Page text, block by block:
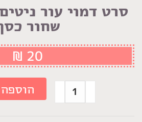
סרט דמוי עור
שחור
₪ 20
כמות
של